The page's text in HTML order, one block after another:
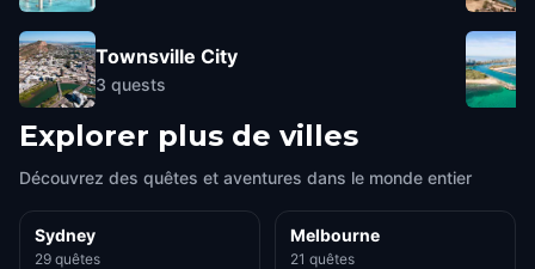
Townsville City
3 quests
Explorer plus de villes
Découvrez des quêtes et aventures dans le monde entier
Sydney
29 quêtes
Melbourne
21 quêtes